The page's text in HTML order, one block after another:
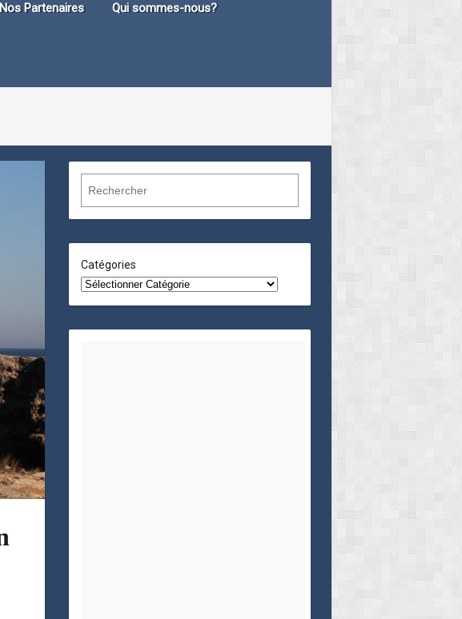
Nos Partenaires Qui sommes-nous?
c
h
e
r
Catégories